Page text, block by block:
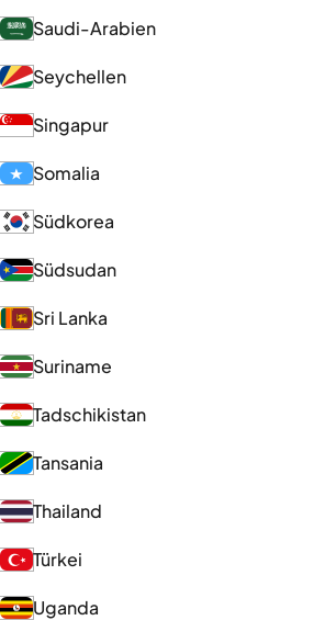
Saudi-Arabien
Seychellen
Singapur
Somalia
Südkorea
Südsudan
Sri Lanka
Suriname
Tadschikistan
Tansania
Thailand
Türkei
Uganda